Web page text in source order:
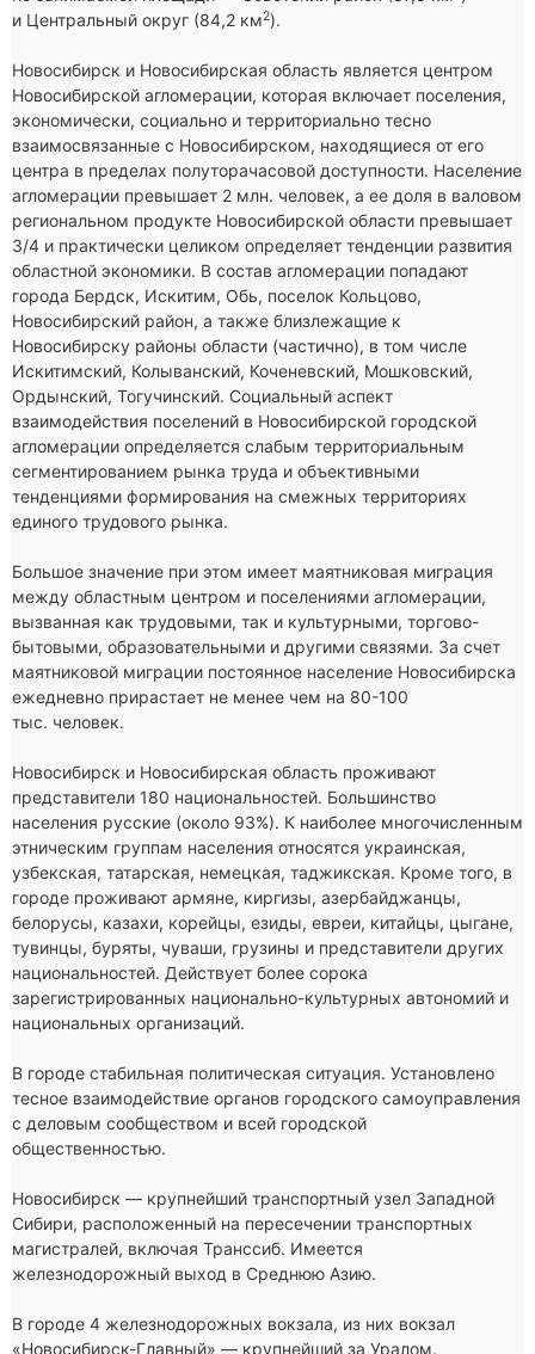
и Центральный округ (84,2 км2).
Новосибирск и Новосибирская область является центром
Новосибирской агломерации, которая включает поселения,
экономически, социально и территориально тесно
взаимосвязанные с Новосибирском, находящиеся от его
центра в пределах полуторачасовой доступности. Население
агломерации превышает 2 млн. человек, а ее доля в валовом
региональном продукте Новосибирской области превышает
3/4 и практически целиком определяет тенденции развития
областной экономики. В состав агломерации попадают
города Бердск, Искитим, Обь, поселок Кольцово,
Новосибирский район, а также близлежащие к
Новосибирску районы области (частично), в том числе
Искитимский, Колыванский, Коченевский, Мошковский,
Ордынский, Тогучинский. Социальный аспект
взаимодействия поселений в Новосибирской городской
агломерации определяется слабым территориальным
сегментированием рынка труда и объективными
тенденциями формирования на смежных территориях
единого трудового рынка.
Большое значение при этом имеет маятниковая миграция
между областным центром и поселениями агломерации,
вызванная как трудовыми, так и культурными, торгово-
бытовыми, образовательными и другими связями. За счет
маятниковой миграции постоянное население Новосибирска
ежедневно прирастает не менее чем на 80-100
тыс. человек.
Новосибирск и Новосибирская область проживают
представители 180 национальностей. Большинство
населения русские (около 93%). К наиболее многочисленным
этническим группам населения относятся украинская,
узбекская, татарская, немецкая, таджикская. Кроме того, в
городе проживают армяне, киргизы, азербайджанцы,
белорусы, казахи, корейцы, езиды, евреи, китайцы, цыгане,
тувинцы, буряты, чуваши, грузины и представители других
национальностей. Действует более сорока
зарегистрированных национально-культурных автономий и
национальных организаций.
В городе стабильная политическая ситуация. Установлено
тесное взаимодействие органов городского самоуправления
с деловым сообществом и всей городской
общественностью.
Новосибирск — крупнейший транспортный узел Западной
Сибири, расположенный на пересечении транспортных
магистралей, включая Транссиб. Имеется
железнодорожный выход в Среднюю Азию.
В городе 4 железнодорожных вокзала, из них вокзал
«Новосибирск-Главный» — крупнейший за Уралом.